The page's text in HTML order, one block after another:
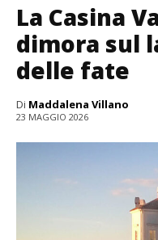
La Casina
dimora sul
delle fate
Di Maddalena Villano
23 MAGGIO 2026